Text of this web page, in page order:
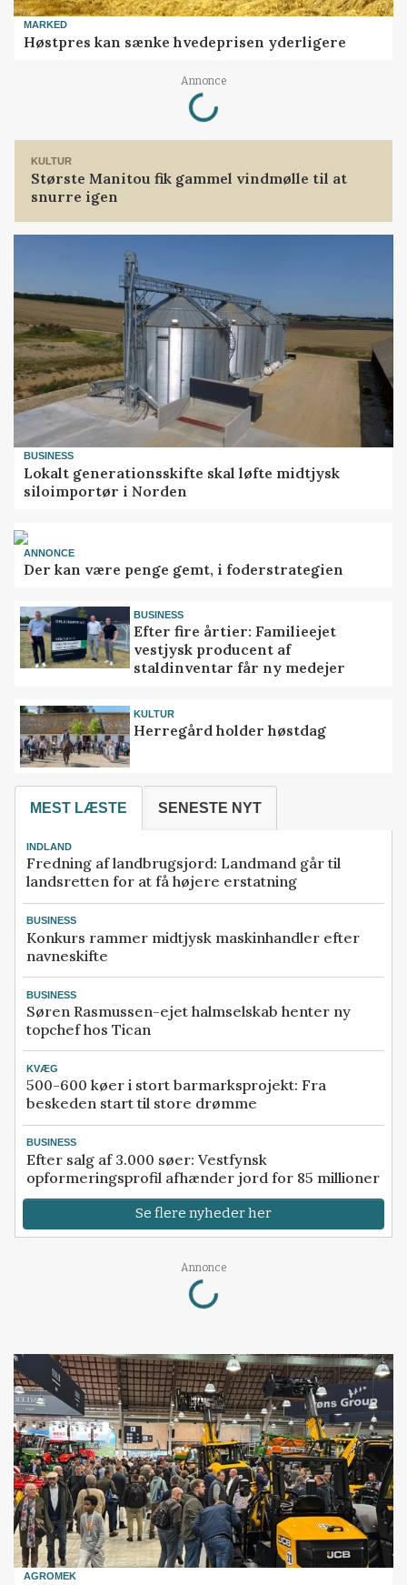
MARKED
Høstpres kan sænke hvedeprisen yderligere
Annonce
Loading...
KULTUR
Største Manitou fik gammel vindmølle til at
snurre igen
BUSINESS
Lokalt generationsskifte skal løfte midtjysk
siloimportør i Norden
ANNONCE
Der kan være penge gemt, i foderstrategien
BUSINESS
Efter fire årtier: Familieejet
vestjysk producent af
staldinventar får ny medejer
KULTUR
Herregård holder høstdag
MEST LÆSTE SENESTE NYT
INDLAND
Fredning af landbrugsjord: Landmand går til
landsretten for at få højere erstatning
BUSINESS
Konkurs rammer midtjysk maskinhandler efter
navneskifte
BUSINESS
Søren Rasmussen-ejet halmselskab henter ny
topchef hos Tican
KVÆG
500-600 køer i stort barmarksprojekt: Fra
beskeden start til store drømme
BUSINESS
Efter salg af 3.000 søer: Vestfynsk
opformeringsprofil afhænder jord for 85 millioner
Se flere nyheder her
Annonce
Loading...
AGROMEK